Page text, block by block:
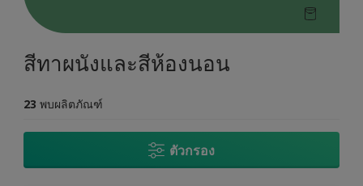
สีทาผนังและสีห้องนอน
23 พบผลิตภัณฑ์
ตัวกรอง